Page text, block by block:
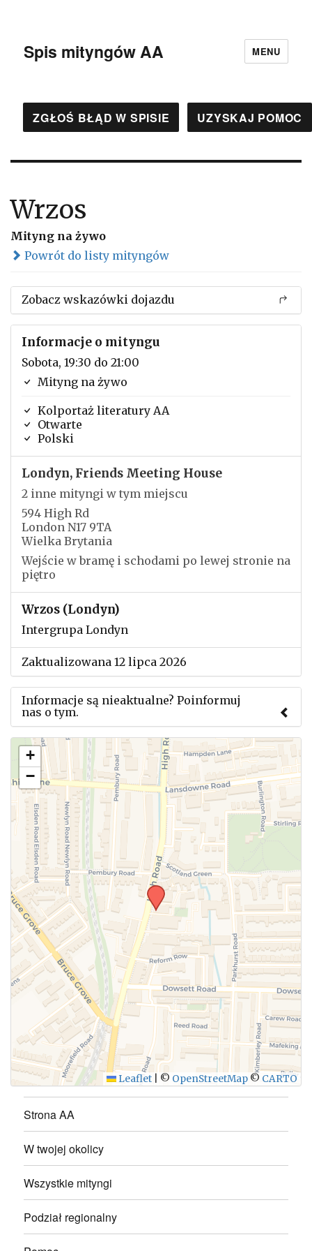
Spis mityngów AA MENU
ZGŁOŚ BŁĄD W SPISIE UZYSKAJ POMOC
Wrzos
Mityng na żywo
Powrót do listy mityngów
Zobacz wskazówki dojazdu
Informacje o mityngu
Sobota, 19:30 do 21:00
Mityng na żywo
Kolportaż literatury AA
Otwarte
Polski
Londyn, Friends Meeting House
2 inne mityngi w tym miejscu
594 High Rd
London N17 9TA
Wielka Brytania
Wejście w bramę i schodami po lewej stronie na
piętro
Wrzos (Londyn)
Intergrupa Londyn
Zaktualizowana 12 lipca 2026
Informacje są nieaktualne? Poinformuj
nas o tym.
Użyj tego formularza aby przesłać informację o
zmianach w powyższym mityngu.
WYŚLIJ
+
−
Leaflet © OpenStreetMap © CARTO
Strona AA
W twojej okolicy
Wszystkie mityngi
Podział regionalny